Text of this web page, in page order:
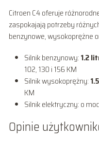
Citroen C4 oferuje
zaspokajają potrzeby
benzynowe, wysokoprężne
Silnik benzynowy: 1.2
102, 130 i 156 KM
Silnik wysokoprężny:
KM
Silnik elektryczny: o
Opinie